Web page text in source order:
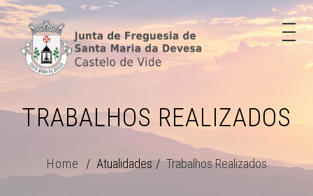
TRABALHOS REALIZADOS
Home Atualidades Trabalhos Realizados